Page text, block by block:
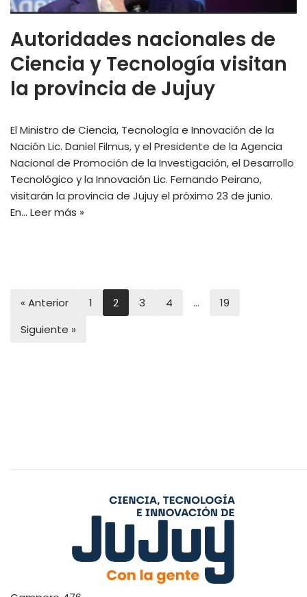
Autoridades nacionales de
Ciencia y Tecnología visitan
la provincia de Jujuy
El Ministro de Ciencia, Tecnología e Innovación de la
Nación Lic. Daniel Filmus, y el Presidente de la Agencia
Nacional de Promoción de la Investigación, el Desarrollo
Tecnológico y la Innovación Lic. Fernando Peirano,
visitarán la provincia de Jujuy el próximo 23 de junio.
En… Leer más »
« Anterior 1 2 3 4 …
19
Siguiente »